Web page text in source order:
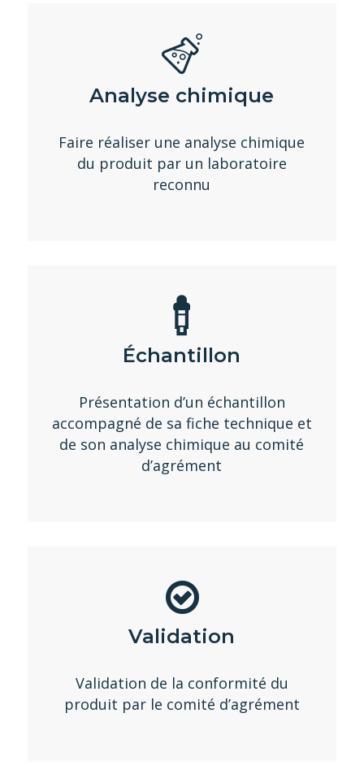
Analyse chimique
Faire réaliser une analyse chimique
du produit par un laboratoire
reconnu
Échantillon
Présentation d’un échantillon
accompagné de sa fiche technique et
de son analyse chimique au comité
d’agrément
Validation
Validation de la conformité du
produit par le comité d’agrément